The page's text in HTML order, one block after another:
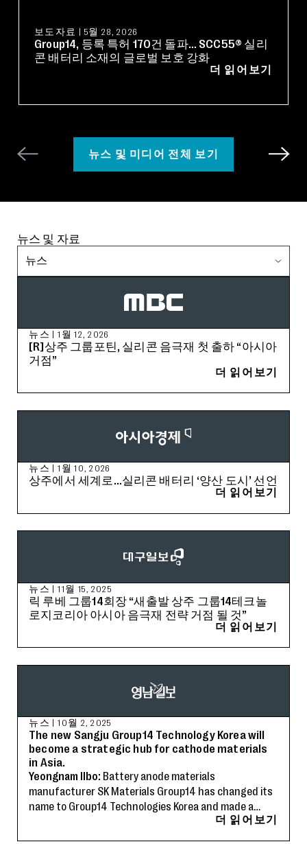
보도자료 5월 28, 2026
Group14, 등록 특허 170건 돌파… SCC55® 실리
콘 배터리 소재의 글로벌 보호 강화
더 읽어보기
뉴스 및 미디어 전체 보기
뉴스 및 자료
뉴스
뉴스 |1월 12, 2026
[R]상주 그룹포틴, 실리콘 음극재 첫 출하 “아시아
거점”
더 읽어보기
뉴스 |1월 10, 2026
상주에서 세계로…실리콘 배터리 ‘양산 도시’ 선언
더 읽어보기
뉴스 |11월 15, 2025
릭 루베 그룹14회장 “새출발 상주 그룹14테크놀
로지코리아 아시아 음극재 전략 거점 될 것”
더 읽어보기
뉴스 |10월 2, 2025
The new Sangju Group14 Technology Korea will
become a strategic hub for cathode materials
in Asia.
Yeongnam Ilbo: Battery anode materials
manufacturer SK Materials Group14 has changed its
name to Group14 Technologies Korea and made a
fresh start this month. SK Materials Group14 was
더 읽어보기